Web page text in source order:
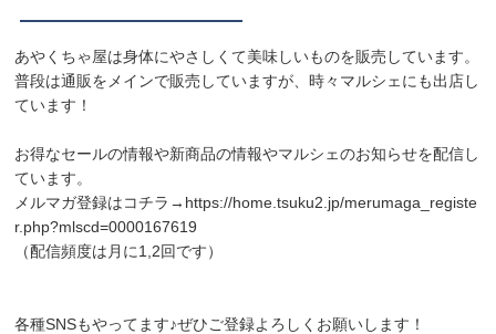
あやくちゃ屋は身体にやさしくて美味しいものを販売しています。
普段は通販をメインで販売していますが、時々マルシェにも出店し
ています！
お得なセールの情報や新商品の情報やマルシェのお知らせを配信し
ています。
メルマガ登録はコチラ→ https://home.tsuku2.jp/merumaga_registe
r.php?mlscd=0000167619
（配信頻度は月に1,2回です）
各種SNSもやってます♪ぜひご登録よろしくお願いします！